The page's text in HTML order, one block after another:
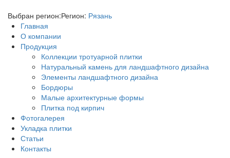
Выбран регион:Регион: Рязань
Главная
О компании
Продукция
Коллекции тротуарной плитки
Натуральный камень для ландшафтного дизайна
Элементы ландшафтного дизайна
Бордюры
Малые архитектурные формы
Плитка под кирпич
Фотогалерея
Укладка плитки
Статьи
Контакты